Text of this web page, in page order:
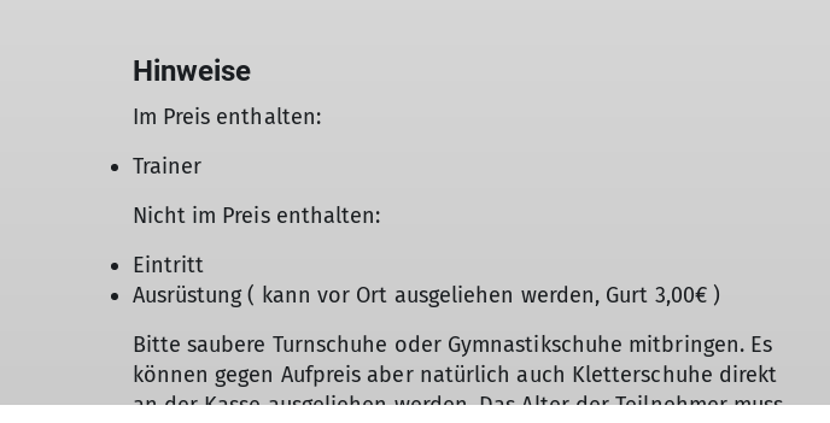
Hinweise
Im Preis enthalten:
Trainer
Nicht im Preis enthalten:
Eintritt
Ausrüstung ( kann vor Ort ausgeliehen werden, Gurt 3,00€ )
Bitte saubere Turnschuhe oder Gymnastikschuhe mitbringen. Es
können gegen Aufpreis aber natürlich auch Kletterschuhe direkt
an der Kasse ausgeliehen werden. Das Alter der Teilnehmer muss